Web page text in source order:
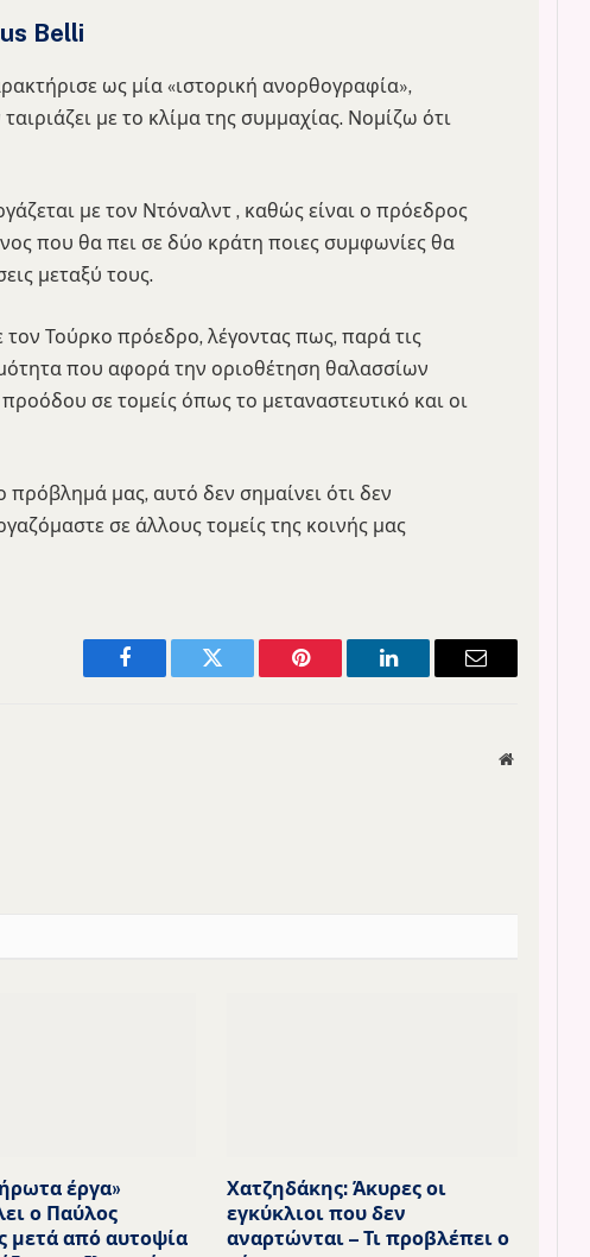
Belli
ως μία «ιστορική ανορθογραφία»,
με το κλίμα της συμμαχίας. Νομίζω ότι
με τον Ντόναλντ , καθώς είναι ο πρόεδρος
που θα πει σε δύο κράτη ποιες συμφωνίες θα
μεταξύ τους.
Τούρκο πρόεδρο, λέγοντας πως, παρά τις
που αφορά την οριοθέτηση θαλασσίων
σε τομείς όπως το μεταναστευτικό και οι
μας, αυτό δεν σημαίνει ότι δεν
σε άλλους τομείς της κοινής μας
Facebook Twitter Pinterest LinkedIn Email
Website
έργα»
ο Παύλος
μετά από αυτοψία
Χατζηδάκης: Άκυρες οι
εγκύκλιοι που δεν
αναρτώνται – Τι προβλέπει ο